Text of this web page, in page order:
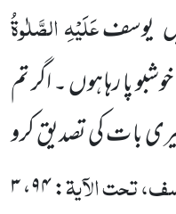
یوسفعَلَیْہِ الصَّلٰوۃُ
پا رہا ہوں ۔ اگر تم
بات کی تصدیق کرو
تحت الآیۃ
: ۹۴، ۳